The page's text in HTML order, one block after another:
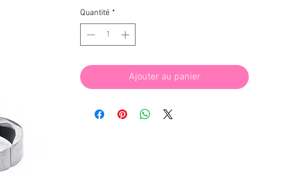
Quantité *
Ajouter au panier